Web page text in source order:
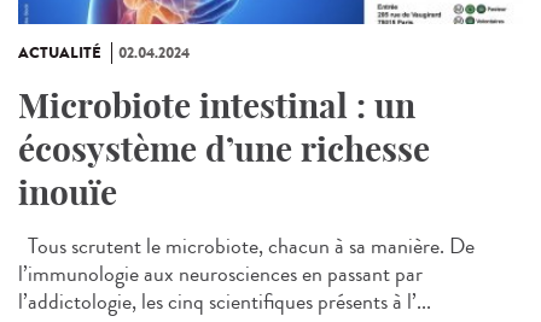
ACTUALITÉ 02.04.2024
Microbiote intestinal : un
écosystème d’une richesse
inouïe
Tous scrutent le microbiote, chacun à sa manière. De
l’immunologie aux neurosciences en passant par
l’addictologie, les cinq scientifiques présents à l’...